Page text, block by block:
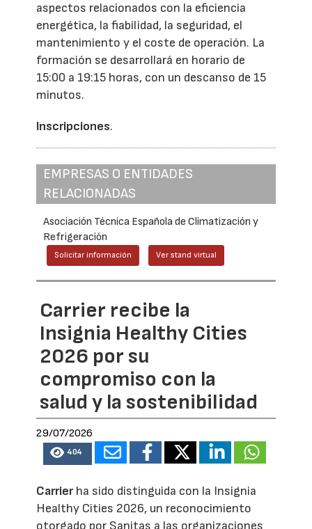
aspectos relacionados con la eficiencia
energética, la fiabilidad, la seguridad, el
mantenimiento y el coste de operación. La
formación se desarrollará en horario de
15:00 a 19:15 horas, con un descanso de 15
minutos.
Inscripciones.
EMPRESAS O ENTIDADES
RELACIONADAS
Asociación Técnica Española de Climatización y
Refrigeración
Solicitar información Ver stand virtual
Carrier recibe la
Insignia Healthy Cities
2026 por su
compromiso con la
salud y la sostenibilidad
29/07/2026
404
Carrierha sido distinguida con la Insignia
Healthy Cities 2026, un reconocimiento
otorgado por Sanitas a las organizaciones